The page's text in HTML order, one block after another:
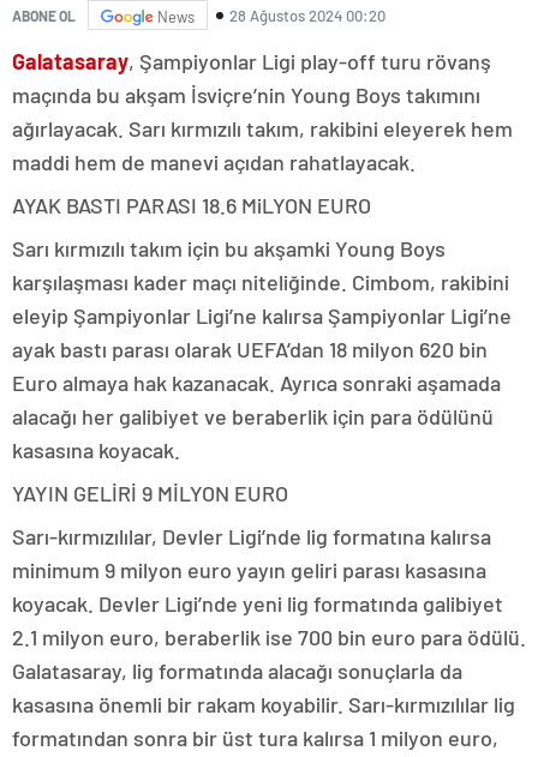
ABONE OL News 28 Ağustos 2024 00:20
Galatasaray, Şampiyonlar Ligi play-off turu rövanş
maçında bu akşam İsviçre’nin Young Boys takımını
ağırlayacak. Sarı kırmızılı takım, rakibini eleyerek hem
maddi hem de manevi açıdan rahatlayacak.
AYAK BASTI PARASI 18.6 MiLYON EURO
Sarı kırmızılı takım için bu akşamki Young Boys
karşılaşması kader maçı niteliğinde. Cimbom, rakibini
eleyip Şampiyonlar Ligi’ne kalırsa Şampiyonlar Ligi’ne
ayak bastı parası olarak UEFA’dan 18 milyon 620 bin
Euro almaya hak kazanacak. Ayrıca sonraki aşamada
alacağı her galibiyet ve beraberlik için para ödülünü
kasasına koyacak.
YAYIN GELİRİ 9 MİLYON EURO
Sarı-kırmızılılar, Devler Ligi’nde lig formatına kalırsa
minimum 9 milyon euro yayın geliri parası kasasına
koyacak. Devler Ligi’nde yeni lig formatında galibiyet
2.1 milyon euro, beraberlik ise 700 bin euro para ödülü.
Galatasaray, lig formatında alacağı sonuçlarla da
kasasına önemli bir rakam koyabilir. Sarı-kırmızılılar lig
formatından sonra bir üst tura kalırsa 1 milyon euro,